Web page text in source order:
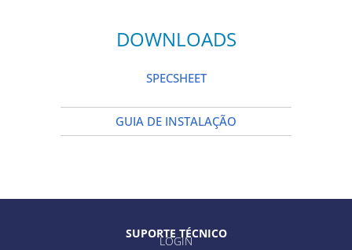
DOWNLOADS
SPECSHEET
GUIA DE INSTALAÇÃO
SUPORTE TÉCNICO
LOGIN